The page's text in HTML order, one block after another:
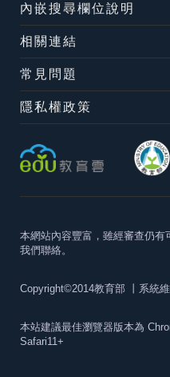
內嵌搜尋欄位說明
相關連結
常見問題
隱私權政策
本網站內容豐富，雖經審查仍有
我們聯絡。
Copyright©2014教育部 丨系統
本站建議最佳瀏覽器版本為
Safari11+